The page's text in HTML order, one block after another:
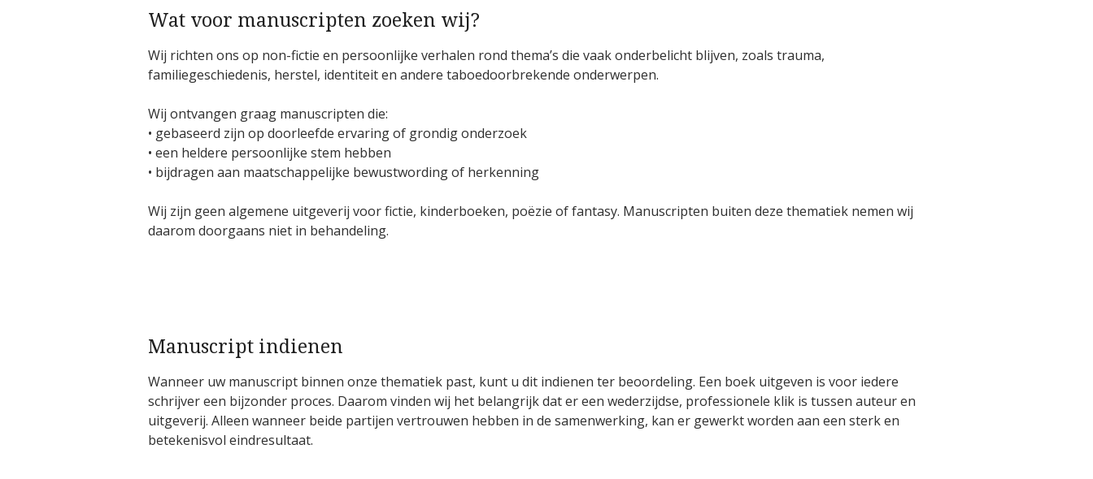
Wat voor manuscripten zoeken wij?
Wij richten ons op non-fictie en persoonlijke verhalen rond thema’s die vaak onderbelicht blijven, zoals trauma,
familiegeschiedenis, herstel, identiteit en andere taboedoorbrekende onderwerpen.
Wij ontvangen graag manuscripten die:
• gebaseerd zijn op doorleefde ervaring of grondig onderzoek
• een heldere persoonlijke stem hebben
• bijdragen aan maatschappelijke bewustwording of herkenning
Wij zijn geen algemene uitgeverij voor fictie, kinderboeken, poëzie of fantasy. Manuscripten buiten deze thematiek nemen wij
daarom doorgaans niet in behandeling.
Manuscript indienen
Wanneer uw manuscript binnen onze thematiek past, kunt u dit indienen ter beoordeling. Een boek uitgeven is voor iedere
schrijver een bijzonder proces. Daarom vinden wij het belangrijk dat er een wederzijdse, professionele klik is tussen auteur en
uitgeverij. Alleen wanneer beide partijen vertrouwen hebben in de samenwerking, kan er gewerkt worden aan een sterk en
betekenisvol eindresultaat.